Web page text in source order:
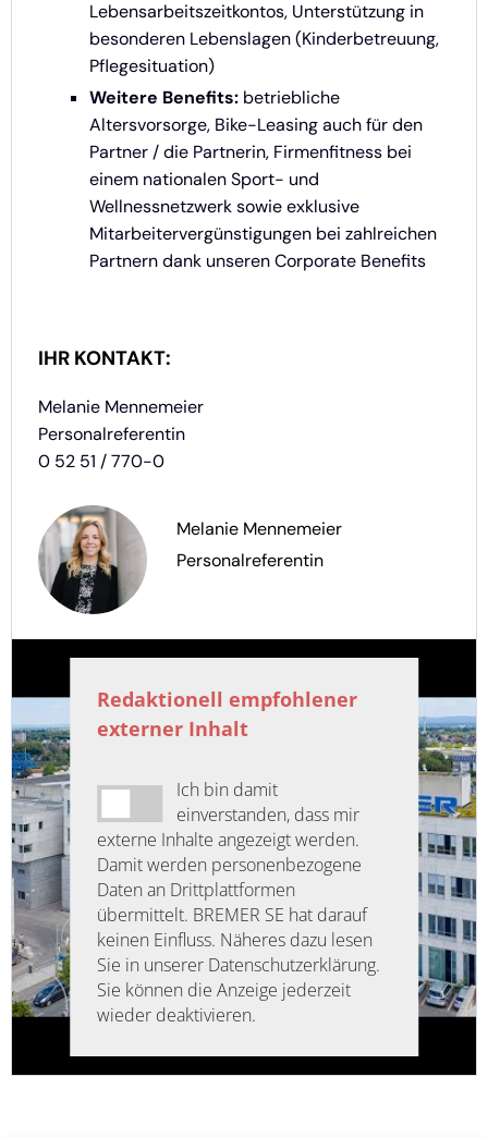
Lebensarbeitszeitkontos, Unterstützung in
besonderen Lebenslagen (Kinderbetreuung,
Pflegesituation)
Weitere Benefits: betriebliche
Altersvorsorge, Bike-Leasing auch für den
Partner / die Partnerin, Firmenfitness bei
einem nationalen Sport- und
Wellnessnetzwerk sowie exklusive
Mitarbeitervergünstigungen bei zahlreichen
Partnern dank unseren Corporate Benefits
IHR KONTAKT:
Melanie Mennemeier
Personalreferentin
0 52 51 / 770-0
Melanie Mennemeier
Personalreferentin
Redaktionell empfohlener
externer Inhalt
Ich bin damit
einverstanden, dass mir
externe Inhalte angezeigt werden.
Damit werden personenbezogene
Daten an Drittplattformen
übermittelt. BREMER SE hat darauf
keinen Einfluss. Näheres dazu lesen
Sie in unserer Datenschutzerklärung.
Sie können die Anzeige jederzeit
wieder deaktivieren.